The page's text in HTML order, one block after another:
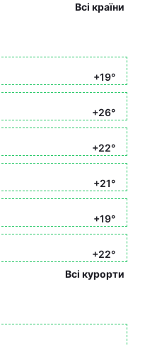
Всі країни
+19°
+26°
+22°
+21°
+19°
+22°
Всі курорти